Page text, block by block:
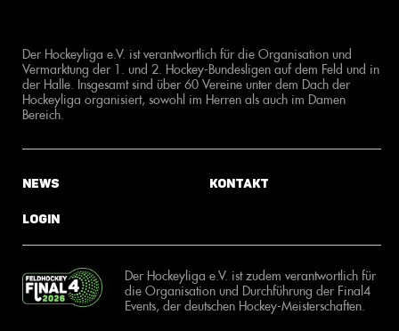
Der Hockeyliga e.V. ist verantwortlich für die Organisation und
Vermarktung der 1. und 2. Hockey-Bundesligen auf dem Feld und in
der Halle. Insgesamt sind über 60 Vereine unter dem Dach der
Hockeyliga organisiert, sowohl im Herren als auch im Damen
Bereich.
News
Login
Kontakt
Der Hockeyliga e.V. ist zudem verantwortlich für
die Organisation und Durchführung der Final4
Events, der deutschen Hockey-Meisterschaften.